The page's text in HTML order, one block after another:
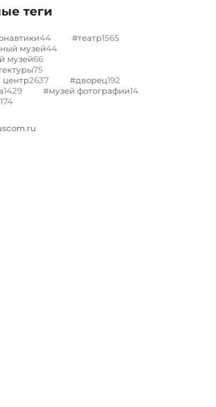
теги
44 #театр1565
музей44
музей66
75
центр2637 #дворец192
1429 #музей фотографии14
174